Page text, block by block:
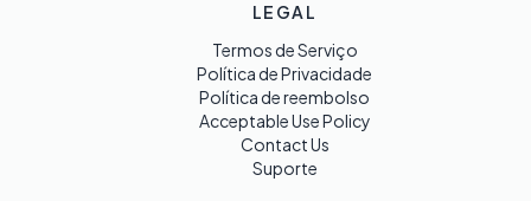
LEGAL
Termos de Serviço
Política de Privacidade
Política de reembolso
Acceptable Use Policy
Contact Us
Suporte